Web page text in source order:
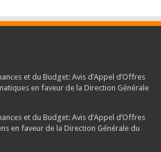
et du Budget: Avis d’Appel d’Offres
en faveur de la Direction Générale
et du Budget: Avis d’Appel d’Offres
en faveur de la Direction Générale du